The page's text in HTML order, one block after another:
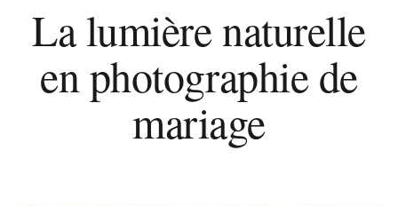
La lumière naturelle
en photographie de
mariage